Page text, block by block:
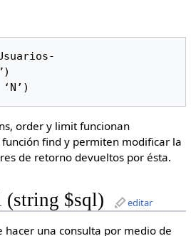
order y limit funcionan
find y permiten modificar la
de retorno devueltos por ésta.
$sql) editar
hacer una consulta por medio de